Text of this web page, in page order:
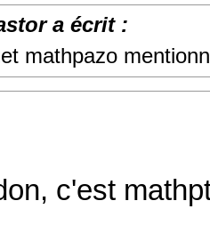
a écrit :
mathpazo
c'est